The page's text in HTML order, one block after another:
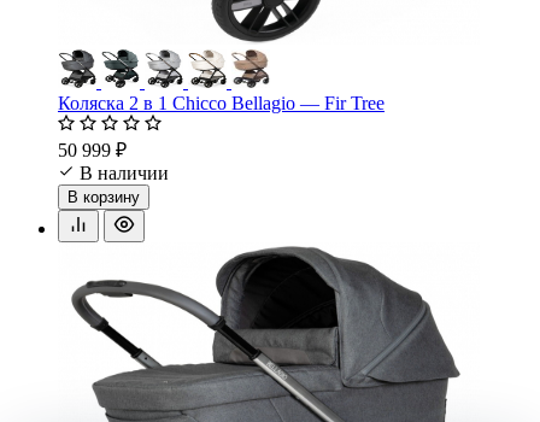
Коляска 2 в 1 Chicco Bellagio — Fir Tree
50 999 ₽
В наличии
В корзину